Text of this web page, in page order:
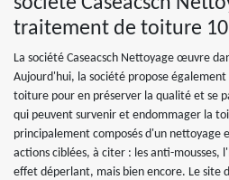
traitement de toiture
La société Caseacsch Nettoyage œuvre
Aujourd'hui, la société propose
toiture pour en préserver la qualité et se
qui peuvent survenir et endommager la
principalement composés d'un nettoyage
actions ciblées, à citer : les anti-mousses,
effet déperlant, mais bien encore. Le site